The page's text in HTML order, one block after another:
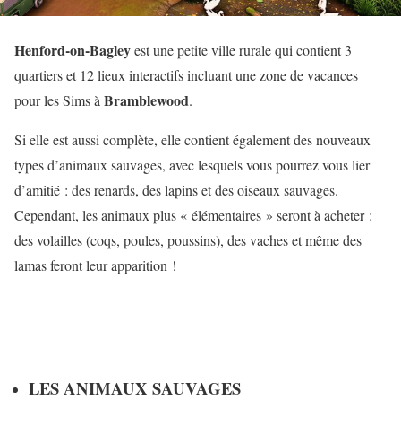
Henford-on-Bagleyest une petite ville rurale qui contient 3
quartiers et 12 lieux interactifs incluant une zone de vacances
pour les Sims à Bramblewood.
Si elle est aussi complète, elle contient également des nouveaux
types d’animaux sauvages, avec lesquels vous pourrez vous lier
d’amitié : des renards, des lapins et des oiseaux sauvages.
Cependant, les animaux plus « élémentaires » seront à acheter :
des volailles (coqs, poules, poussins), des vaches et même des
lamas feront leur apparition !
LES ANIMAUX SAUVAGES